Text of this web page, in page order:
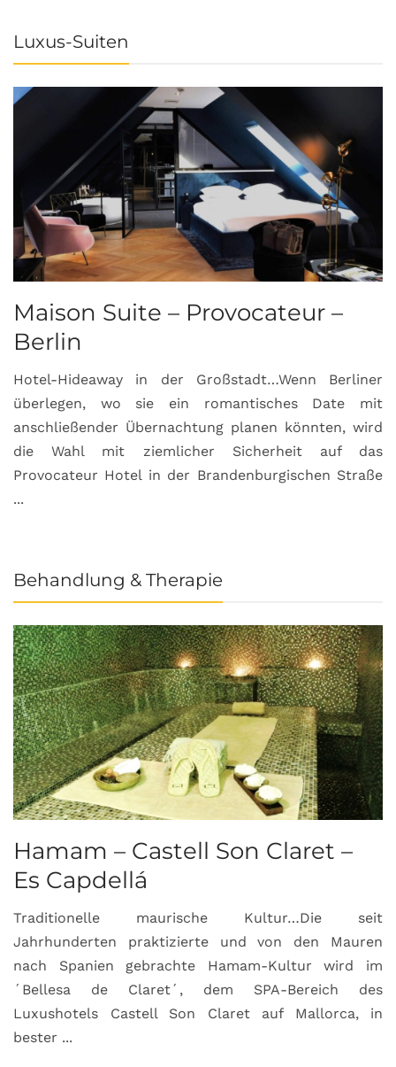
Luxus-Suiten
Maison Suite – Provocateur –
Berlin
Hotel-Hideaway in der Großstadt…Wenn Berliner
überlegen, wo sie ein romantisches Date mit
anschließender Übernachtung planen könnten, wird
die Wahl mit ziemlicher Sicherheit auf das
Provocateur Hotel in der Brandenburgischen Straße
...
Behandlung & Therapie
Hamam – Castell Son Claret –
Es Capdellá
Traditionelle maurische Kultur…Die seit
Jahrhunderten praktizierte und von den Mauren
nach Spanien gebrachte Hamam-Kultur wird im
´Bellesa de Claret´, dem SPA-Bereich des
Luxushotels Castell Son Claret auf Mallorca, in
bester ...